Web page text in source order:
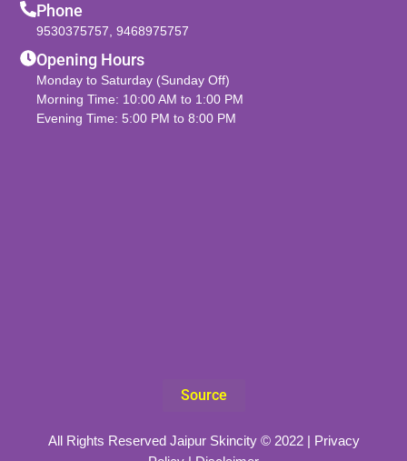
Phone
9530375757 ,9468975757
Opening Hours
Monday to Saturday (Sunday Off)
Morning Time: 10:00 AM to 1:00 PM
Evening Time: 5:00 PM to 8:00 PM
Source
All Rights Reserved Jaipur Skincity © 2022 | Privacy